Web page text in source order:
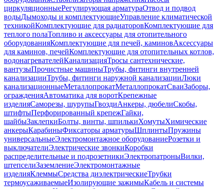
циркуляционныеРегулирующая арматураОтвод и подвод
водыДымоходы и комплектующиеУправление климатической
техникойКомплектующие для радиаторовКомплектующие для
теплого полаТопливо и аксессуары для отопительного
оборудованияКомплектующие для печей, каминовАксессуары
для каминов, печейКомплектующие для отопительных котлов,
водонагревателейКанализацияТросы сантехнические,
вантузыПрочистные машиныТрубы, фитинги внутренней
канализацииТрубы, фитинги наружной канализацииЛюки
канализационныеМеталлопрокатМеталлопрокатСваиЗаборы,
огражденияАвтоматика для воротКрепежные
изделияСаморезы, шурупыГвоздиАнкеры, дюбелиСкобы,
штифтыПерфорированный крепежГайки,
шайбыЗаклепкиБолты, винты, шпилькиХомутыХимические
анкерыКарабиныФиксаторы арматурыШплинтыПружины
универсальныеЭлектромонтажное оборудованиеРозетки и
выключателиЭлектрические звонкиКоробки
распределительные и подрозетникиЭлектропатроныВилки,
штепселиЗаземлениеЭлектромонтажные
изделияКлеммыСредства диэлектрическиеТрубки
термоусаживаемыеИзолирующие зажимыКабель и системы